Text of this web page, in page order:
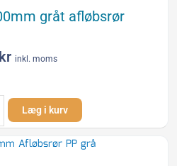
gråt afløbsrør
kr inkl. moms
Læg i kurv